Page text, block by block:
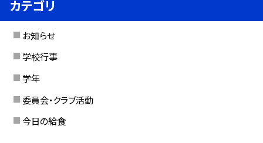
カテゴリ
お知らせ
学校行事
学年
委員会・クラブ活動
今日の給食